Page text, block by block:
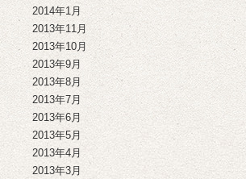
2014年1月
2013年11月
2013年10月
2013年9月
2013年8月
2013年7月
2013年6月
2013年5月
2013年4月
2013年3月